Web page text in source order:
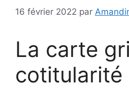
16 février 2022 par
La carte
cotitularité